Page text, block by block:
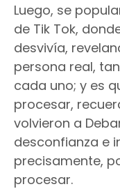
Luego, se
de Tik Tok,
desvivía,
persona real,
cada uno; y es
procesar,
volvieron a
desconfianza e
precisamente,
procesar.